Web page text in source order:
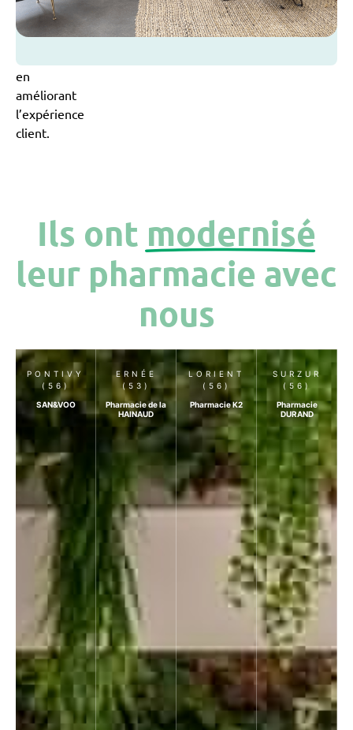
modernisant
l’image
en
améliorant
l’expérience
client.
Ils ont modernisé
leur pharmacie avec
nous
PONTIVY
(56)
SAN&VOO
ERNÉE
(53)
Pharmacie de la
HAINAUD
LORIENT
(56)
Pharmacie K2
SURZUR
(56)
Pharmacie
DURAND